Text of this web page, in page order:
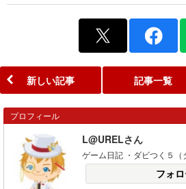
新しい記事 記事一覧
プロフィール
L@URELさん
ゲーム日記 ・ダビつく５（
フォ